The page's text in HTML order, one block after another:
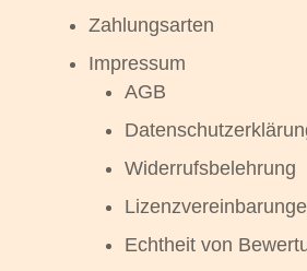
Zahlungsarten
Impressum
AGB
Widerrufsbelehrung
Echtheit von